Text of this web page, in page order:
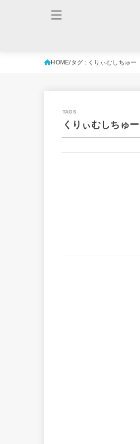
HOME タグ : くりぃむしちゅー
くりぃむしちゅー